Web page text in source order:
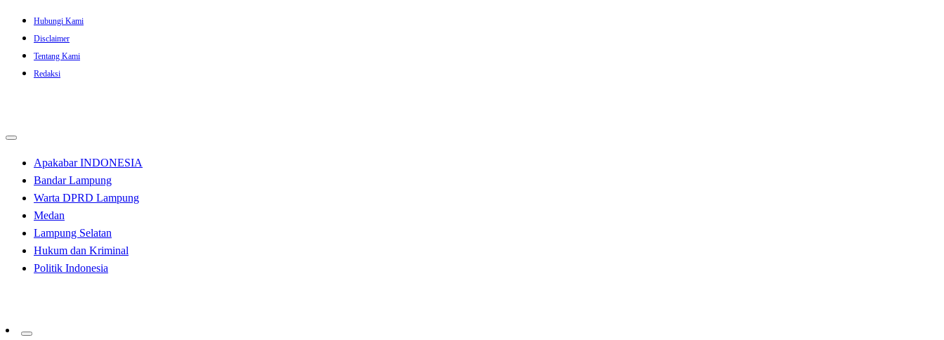
Skip
content
Hubungi Kami
Disclaimer
Tentang Kami
Redaksi
Apakabar INDONESIA
Bandar Lampung
Warta DPRD Lampung
Medan
Lampung Selatan
Hukum dan Kriminal
Politik Indonesia